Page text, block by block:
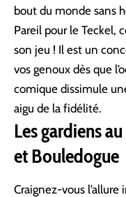
bout du monde sans
Pareil pour le Teckel,
son jeu ! Il est un
vos genoux dès que
comique dissimule
aigu de la fidélité.
Les gardiens
et Bouledogue
Craignez-vous